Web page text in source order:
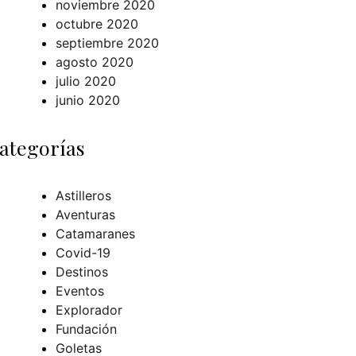
noviembre 2020
octubre 2020
septiembre 2020
agosto 2020
julio 2020
junio 2020
Astilleros
Aventuras
Catamaranes
Covid-19
Destinos
Eventos
Explorador
Fundación
Goletas